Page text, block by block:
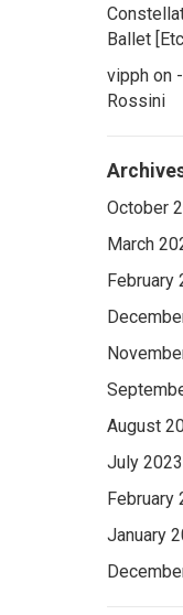
Ballet
vipphon
Rossini
October
March
February
August
July 2023
February
January